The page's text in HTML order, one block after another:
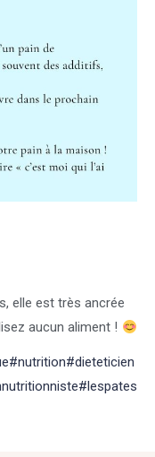
elle est très ancrée
aucun aliment !
#nutrition#dieteticien
#lespates